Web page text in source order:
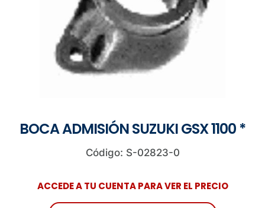
BOCA ADMISIÓN SUZUKI GSX 1100 *
Código: S-02823-0
ACCEDE A TU CUENTA PARA VER EL PRECIO